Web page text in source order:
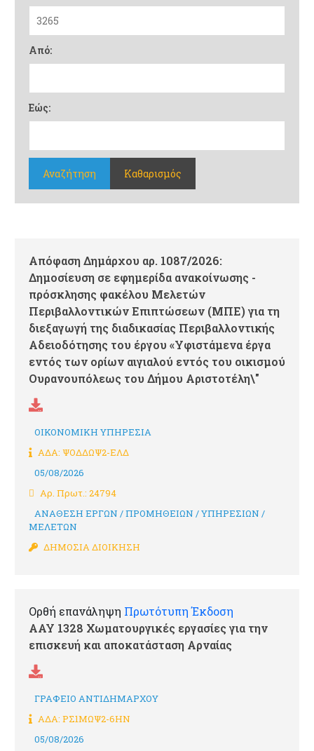
Από:
Εώς:
Αναζήτηση Καθαρισμός
Απόφαση Δημάρχου αρ. 1087/2026:
Δημοσίευση σε εφημερίδα ανακοίνωσης -
πρόσκλησης φακέλου Μελετών
Περιβαλλοντικών Επιπτώσεων (ΜΠΕ) για τη
διεξαγωγή της διαδικασίας Περιβαλλοντικής
Αδειοδότησης του έργου «Υφιστάμενα έργα
εντός των ορίων αιγιαλού εντός του οικισμού
Ουρανουπόλεως του Δήμου Αριστοτέλη\"
ΟΙΚΟΝΟΜΙΚΗ ΥΠΗΡΕΣΙΑ
ΑΔΑ: ΨΟΔΔΩΨ2-ΕΛΔ
05/08/2026
Αρ. Πρωτ.: 24794
ΑΝΑΘΕΣΗ ΕΡΓΩΝ / ΠΡΟΜΗΘΕΙΩΝ / ΥΠΗΡΕΣΙΩΝ /
ΜΕΛΕΤΩΝ
ΔΗΜΟΣΙΑ ΔΙΟΙΚΗΣΗ
Ορθή επανάληψη Πρωτότυπη Έκδοση
ΑΑΥ 1328 Χωματουργικές εργασίες για την
επισκευή και αποκατάσταση Αρναίας
ΓΡΑΦΕΙΟ ΑΝΤΙΔΗΜΑΡΧΟΥ
ΑΔΑ: ΡΣ1ΜΩΨ2-6ΗΝ
05/08/2026